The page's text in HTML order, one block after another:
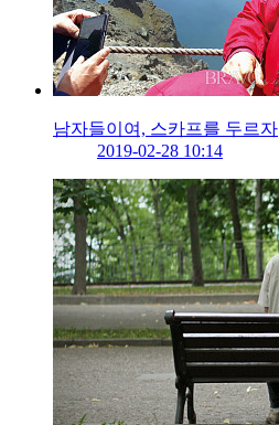
남자들이여, 스카프를 두르자
2019-02-28 10:14